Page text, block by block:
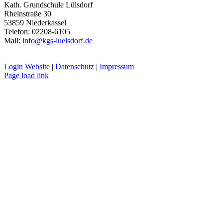
Kath. Grundschule Lülsdorf
Rheinstraße 30
53859 Niederkassel
Telefon: 02208-6105
Mail: info@kgs-luelsdorf.de
Login Website | Datenschutz | Impressum
Page load link